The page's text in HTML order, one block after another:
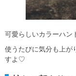
可愛らしいカラーハン
使うたびに気分も上が
すよ♡